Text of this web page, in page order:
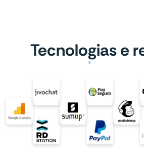
Tecnologias e